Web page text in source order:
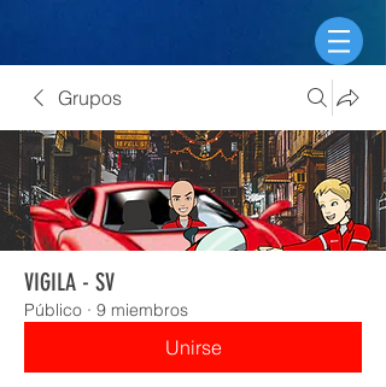
Grupos
VIGILA - SV
Público · 9 miembros
Unirse